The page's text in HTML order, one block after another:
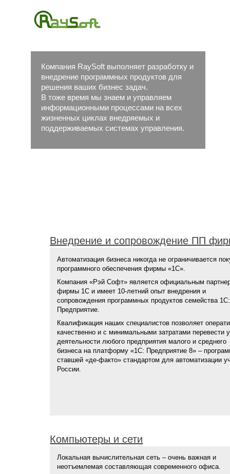
Компания RaySoft выполняет разработку и
внедрение программных продуктов для
решения ваших бизнес задач.
В тоже время мы знаем и управляем
информационными процессами на всех
жизненных циклах внедряемых и
поддерживаемых системах управления.
Внедрение и сопровождение ПП
Автоматизация бизнеса никогда не ограничивается
программного обеспечения фирмы «1С».
Компания «Рэй Софт» является официальным
фирмы 1С и имеет 10-летний опыт внедрения и
сопровождения программных продуктов семейства 1С:
Предприятие.
Квалификация наших специалистов позволяет
качественно и с минимальными затратами перевести
деятельности любого предприятия малого и среднего
бизнеса на платформу «1С: Предприятие 8» –
ставшей «де-факто» стандартом для автоматизации
России.
Компьютеры и сети
Локальная вычислительная сеть – очень важная и
неотъемлемая составляющая современного офиса.